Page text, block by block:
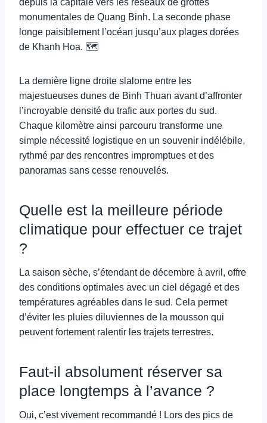
depuis la capitale vers les réseaux de grottes
monumentales de Quang Binh. La seconde phase
longe paisiblement l’océan jusqu’aux plages dorées
de Khanh Hoa. 🗺️
La dernière ligne droite slalome entre les
majestueuses dunes de Binh Thuan avant d’affronter
l’incroyable densité du trafic aux portes du sud.
Chaque kilomètre ainsi parcouru transforme une
simple nécessité logistique en un souvenir indélébile,
rythmé par des rencontres impromptues et des
panoramas sans cesse renouvelés.
Quelle est la meilleure période
climatique pour effectuer ce trajet
?
La saison sèche, s’étendant de décembre à avril, offre
des conditions optimales avec un ciel dégagé et des
températures agréables dans le sud. Cela permet
d’éviter les pluies diluviennes de la mousson qui
peuvent fortement ralentir les trajets terrestres.
Faut-il absolument réserver sa
place longtemps à l’avance ?
Oui, c’est vivement recommandé ! Lors des pics de